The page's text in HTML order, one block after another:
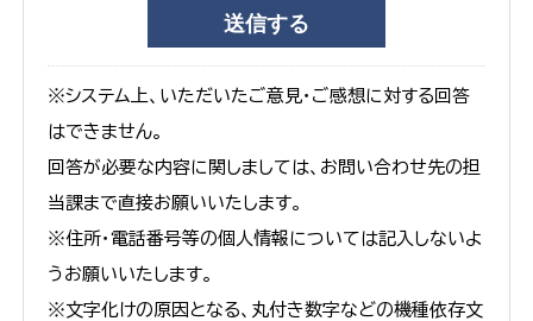
※システム上、いただいたご意見・ご感想に対する回答
はできません。
回答が必要な内容に関しましては、お問い合わせ先の担
当課まで直接お願いいたします。
※住所・電話番号等の個人情報については記入しないよ
うお願いいたします。
※文字化けの原因となる、丸付き数字などの機種依存文